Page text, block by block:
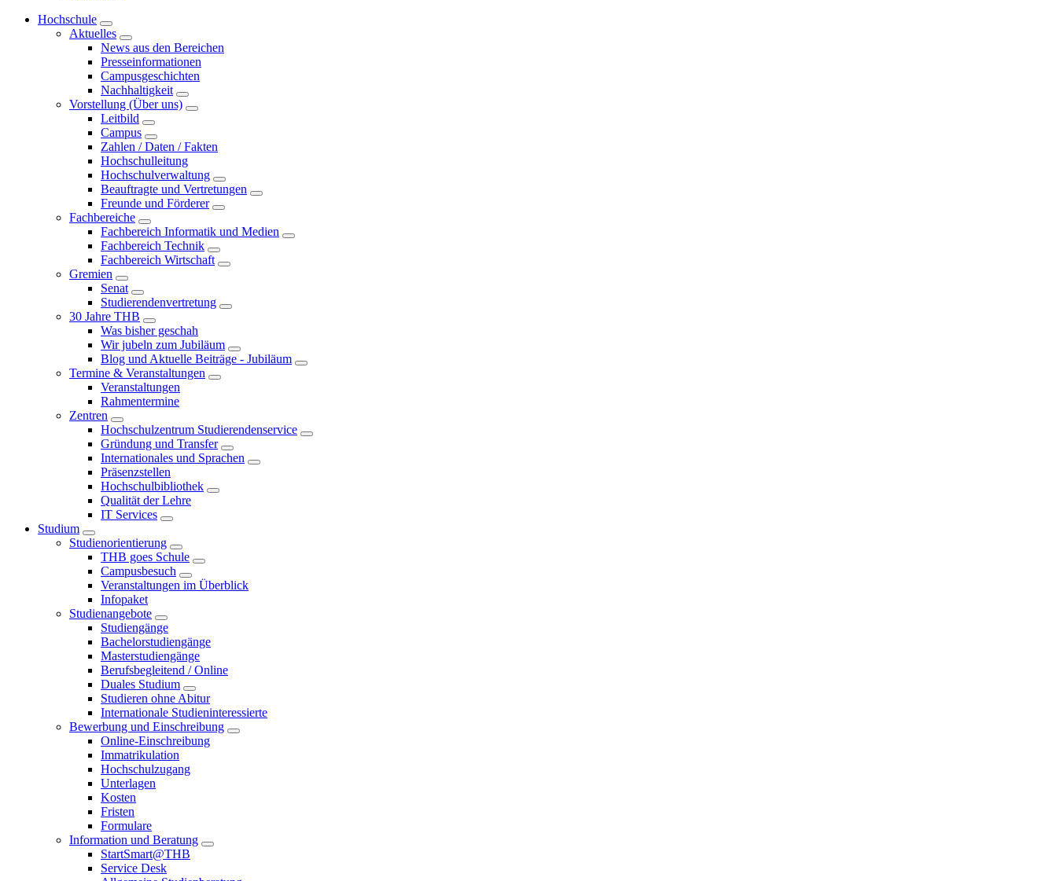
Hochschule
Aktuelles
News aus den Bereichen
Presseinformationen
Campusgeschichten
Nachhaltigkeit
Vorstellung (Über uns)
Leitbild
Campus
Zahlen / Daten / Fakten
Hochschulleitung
Hochschulverwaltung
Beauftragte und Vertretungen
Freunde und Förderer
Fachbereiche
Fachbereich Informatik und Medien
Fachbereich Technik
Fachbereich Wirtschaft
Gremien
Senat
Studierendenvertretung
30 Jahre THB
Was bisher geschah
Wir jubeln zum Jubiläum
Blog und Aktuelle Beiträge - Jubiläum
Termine & Veranstaltungen
Veranstaltungen
Rahmentermine
Zentren
Hochschulzentrum Studierendenservice
Gründung und Transfer
Internationales und Sprachen
Präsenzstellen
Hochschulbibliothek
Qualität der Lehre
IT Services
Studium
Studienorientierung
THB goes Schule
Campusbesuch
Veranstaltungen im Überblick
Infopaket
Studienangebote
Studiengänge
Bachelorstudiengänge
Masterstudiengänge
Berufsbegleitend / Online
Duales Studium
Studieren ohne Abitur
Internationale Studieninteressierte
Bewerbung und Einschreibung
Online-Einschreibung
Immatrikulation
Hochschulzugang
Unterlagen
Kosten
Fristen
Formulare
Information und Beratung
StartSmart@THB
Service Desk